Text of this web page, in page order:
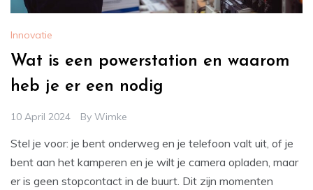
Innovatie
Wat is een powerstation en waarom
heb je er een nodig
10 April 2024 By Wimke
Stel je voor: je bent onderweg en je telefoon valt uit, of je
bent aan het kamperen en je wilt je camera opladen, maar
er is geen stopcontact in de buurt. Dit zijn momenten